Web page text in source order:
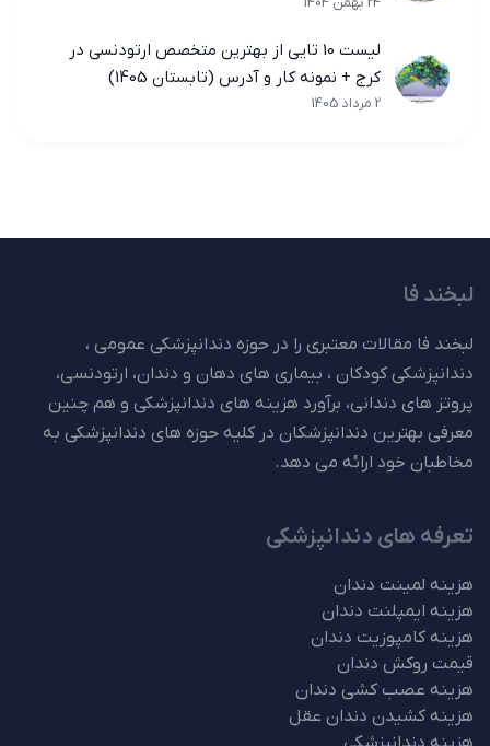
لیست 10 تایی از بهترین متخصص ارتودنسی در
کرج + نمونه کار و آدرس (تابستان 1405)
2 مرداد 1405
لبخند فا
لبخند فا مقالات معتبری را در حوزه دندانپزشکی عمومی ،
دندانپزشکی کودکان ، بیماری های دهان و دندان، ارتودنسی،
پروتز های دندانی، برآورد هزینه های دندانپزشکی و هم چنین
معرفی بهترین دندانپزشکان در کلیه حوزه های دندانپزشکی به
مخاطبان خود ارائه می دهد.
تعرفه های دندانپزشکی
هزینه لمینت دندان
هزینه ایمپلنت دندان
هزینه کامپوزیت دندان
قیمت روکش دندان
هزینه عصب کشی دندان
هزینه کشیدن دندان عقل